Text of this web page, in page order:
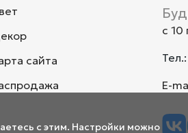
сайта
с 10
Тел.:
E-
с этим. Настройки можно